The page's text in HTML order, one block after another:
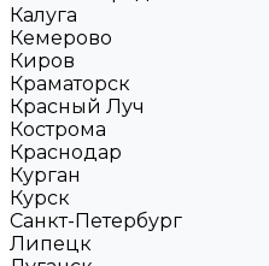
Калуга
Кемерово
Киров
Краматорск
Красный Луч
Кострома
Краснодар
Курган
Курск
Санкт-Петербург
Липецк